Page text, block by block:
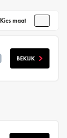
Kies maat
BEKIJK